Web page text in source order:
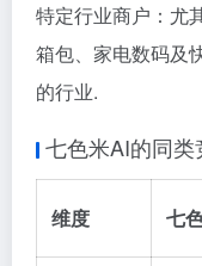
特定行业商户：尤
箱包、家电数码及
的行业.
七色米AI的同类
维度 七